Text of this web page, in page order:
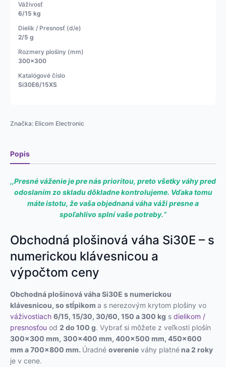
váha
Váživosť
6/15 kg
Dielik / Presnosť (d/e)
2/5 g
Rozmery plošiny (mm)
300x300
Katalógové číslo
Si30E6/15XS
Značka: Elicom Electronic
Popis
,,Presné váženie je pre nás prioritou, preto všetky váhy pred
odoslaním zo skladu dôkladne kontrolujeme. Vďaka tomu
máte istotu, že vaša objednaná váha váži presne a
spoľahlivo splní vaše potreby.“
Obchodná plošinová váha Si30E – s
numerickou klávesnicou a
výpočtom ceny
Obchodná plošinová váha Si30E s numerickou
klávesnicou, so stĺpikom a s nerezovým krytom plošiny vo
váživostiach 6/15, 15/30, 30/60, 150 a 300 kg s dielikom /
presnosťou od 2 do 100 g. Vybrať si môžete z veľkosti plošín
300×300 mm, 300×400 mm, 400×500 mm, 450×600
mm a 700×800 mm. Úradné overenie váhy platné na 2 roky
je v cene.